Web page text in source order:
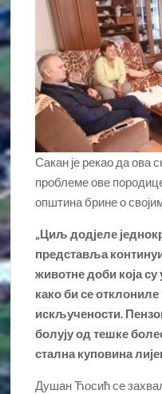
Сакан је рекао да ова
проблеме ове
општина брине о
„Циљ додјеле
представља
животне доби која су
како би се
искључености.
болују од тешке
стална куповина
Душан Ћосић се